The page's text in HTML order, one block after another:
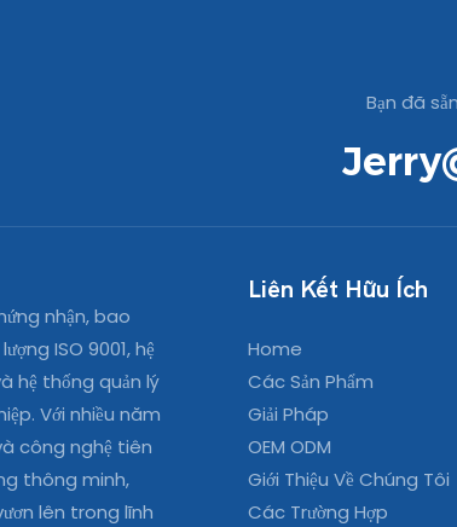
Bạn đã
nhận, bao
ISO 9001, hệ
hệ thống quản lý
Với nhiều năm
công nghệ tiên
thông minh,
lên trong lĩnh
Liên Kết Hữu Ích
Home
Các Sản Phẩm
Giải Pháp
OEM ODM
Giới Thiệu Về Chúng Tôi
Các Trường Hợp